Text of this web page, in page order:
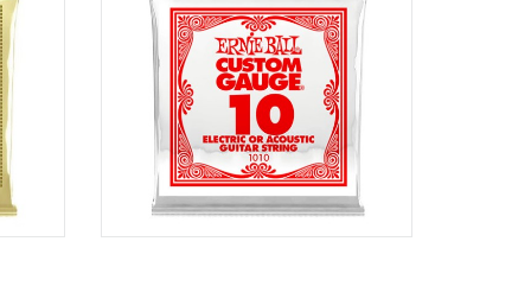
Gian hàng G9-10 TTTM Discovery
Complex, số 302 Cầu Giấy, Phường
Cầu Giấy, Hà Nội , Cầu Giấy , Hà Nội
Việt Thương Music - 289 Vành Đai
Trong
289 Vành Đai Trong, Phường An Lạc,
TPHCM, Quận Bình Tân, Hồ Chí Minh
Việt Thương Music - 94 Láng Hạ
Số 94 Láng Hạ, Phường Láng, Hà Nội,